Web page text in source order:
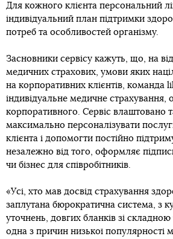
Для кожного клієнта персональний
індивідуальний план підтримки
потреб та особливостей організму.
Засновники сервісу кажуть, що, на
медичних страхових, умови яких
на корпоративних клієнтів, команда
індивідуальне медичне страхування,
корпоративного. Сервіс влаштовано
максимально персоналізувати
клієнта і допомогти постійно
незалежно від того, оформляє
чи бізнес для співробітників.
«Усі, хто мав досвід страхування
заплутана бюрократична система, з
уточнень, довгих бланків зі складною
одна з причин низької популярності